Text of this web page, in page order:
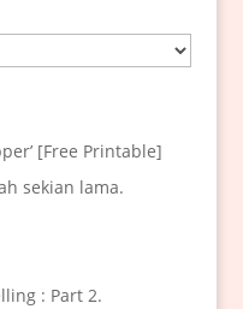
[Free Printable]
sekian lama.
: Part 2.